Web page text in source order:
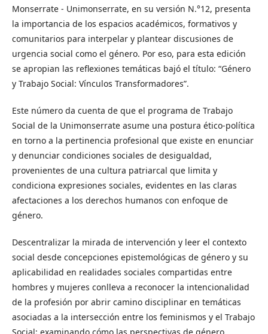
Monserrate - Unimonserrate, en su versión N.°12, presenta
la importancia de los espacios académicos, formativos y
comunitarios para interpelar y plantear discusiones de
urgencia social como el género. Por eso, para esta edición
se apropian las reflexiones temáticas bajó el título: “Género
y Trabajo Social: Vínculos Transformadores”.
Este número da cuenta de que el programa de Trabajo
Social de la Unimonserrate asume una postura ético-política
en torno a la pertinencia profesional que existe en enunciar
y denunciar condiciones sociales de desigualdad,
provenientes de una cultura patriarcal que limita y
condiciona expresiones sociales, evidentes en las claras
afectaciones a los derechos humanos con enfoque de
género.
Descentralizar la mirada de intervención y leer el contexto
social desde concepciones epistemológicas de género y su
aplicabilidad en realidades sociales compartidas entre
hombres y mujeres conlleva a reconocer la intencionalidad
de la profesión por abrir camino disciplinar en temáticas
asociadas a la intersección entre los feminismos y el Trabajo
Social; examinando cómo las perspectivas de género